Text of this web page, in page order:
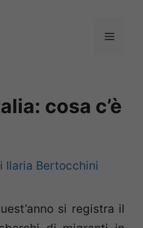
Menu
cosa c’è
Ilaria Bertocchini
si registra il